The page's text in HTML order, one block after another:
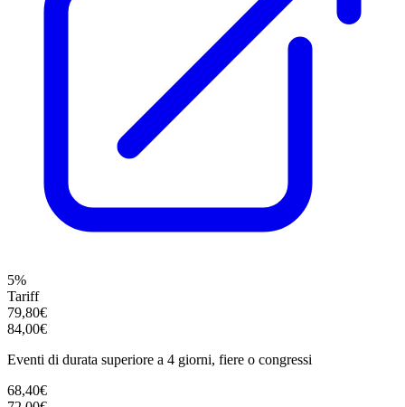
5%
Tariff
79,80€
84,00€
Eventi di durata superiore a 4 giorni, fiere o congressi
68,40€